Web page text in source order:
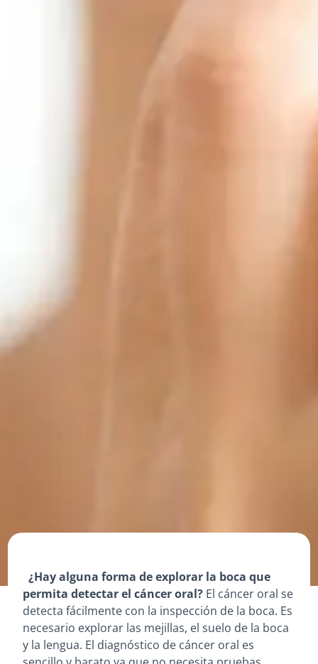
¿Hay alguna forma de explorar la boca que
permita detectar el cáncer oral? El cáncer oral se
detecta fácilmente con la inspección de la boca. Es
necesario explorar las mejillas, el suelo de la boca
y la lengua. El diagnóstico de cáncer oral es